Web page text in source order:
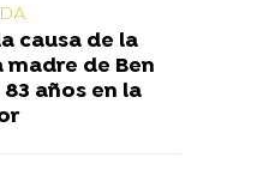
causa de la
de Ben
años en la